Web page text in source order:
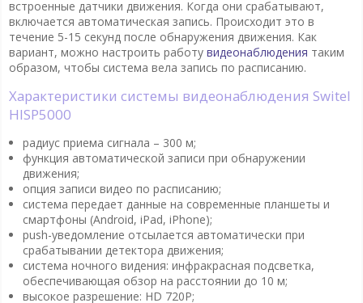
встроенные датчики движения. Когда они срабатывают,
включается автоматическая запись. Происходит это в
течение 5-15 секунд после обнаружения движения. Как
вариант, можно настроить работу видеонаблюдения таким
образом, чтобы система вела запись по расписанию.
Характеристики системы видеонаблюдения Switel
HISP5000
радиус приема сигнала – 300 м;
функция автоматической записи при обнаружении
движения;
опция записи видео по расписанию;
система передает данные на современные планшеты и
смартфоны (Android, iPad, iPhone);
push-уведомление отсылается автоматически при
срабатывании детектора движения;
система ночного видения: инфракрасная подсветка,
обеспечивающая обзор на расстоянии до 10 м;
высокое разрешение: HD 720Р;